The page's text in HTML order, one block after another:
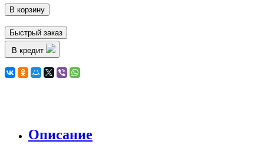
В корзину
Быстрый заказ
В кредит
Описание